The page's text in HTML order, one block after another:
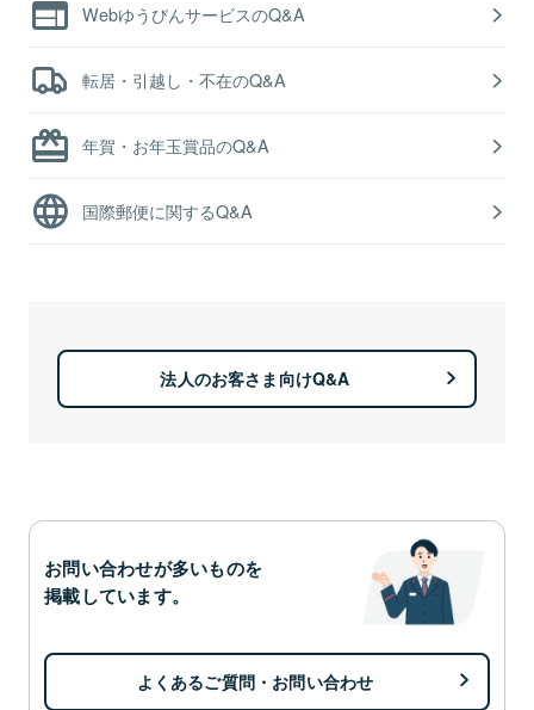
WebゆうびんサービスのQ&A
転居・引越し・不在のQ&A
年賀・お年玉賞品のQ&A
国際郵便に関するQ&A
法人のお客さま向けQ&A
お問い合わせが多いものを
掲載しています。
よくあるご質問・お問い合わせ